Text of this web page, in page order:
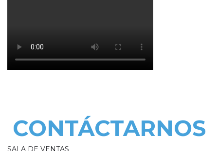
NO DUDES EN
CONTÁCTARNOS
SALA DE VENTAS